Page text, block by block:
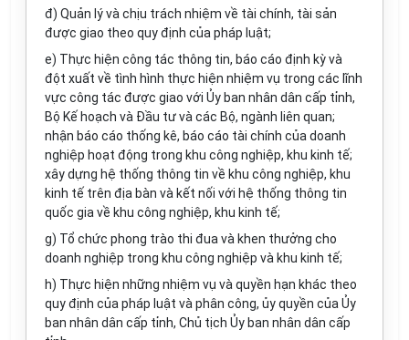
đ) Quản lý và chịu trách nhiệm về tài chính, tài sản
được giao theo quy định của pháp luật;
e) Thực hiện công tác thông tin, báo cáo định kỳ và
đột xuất về tình hình thực hiện nhiệm vụ trong các lĩnh
vực công tác được giao với Ủy ban nhân dân cấp tỉnh,
Bộ Kế hoạch và Đầu tư và các Bộ, ngành liên quan;
nhận báo cáo thống kê, báo cáo tài chính của doanh
nghiệp hoạt động trong khu công nghiệp, khu kinh tế;
xây dựng hệ thống thông tin về khu công nghiệp, khu
kinh tế trên địa bàn và kết nối với hệ thống thông tin
quốc gia về khu công nghiệp, khu kinh tế;
g) Tổ chức phong trào thi đua và khen thưởng cho
doanh nghiệp trong khu công nghiệp và khu kinh tế;
h) Thực hiện những nhiệm vụ và quyền hạn khác theo
quy định của pháp luật và phân công, ủy quyền của Ủy
ban nhân dân cấp tỉnh, Chủ tịch Ủy ban nhân dân cấp